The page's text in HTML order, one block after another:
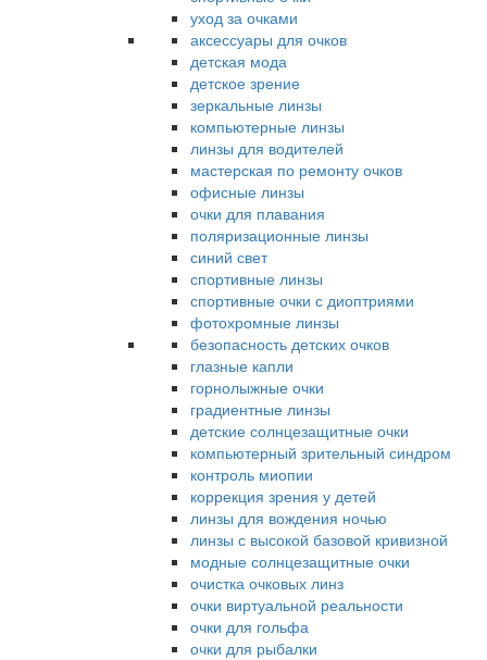
уход за очками
аксессуары для очков
детская мода
детское зрение
зеркальные линзы
компьютерные линзы
линзы для водителей
мастерская по ремонту очков
офисные линзы
очки для плавания
поляризационные линзы
синий свет
спортивные линзы
спортивные очки с диоптриями
фотохромные линзы
безопасность детских очков
глазные капли
горнолыжные очки
градиентные линзы
детские солнцезащитные очки
компьютерный зрительный синдром
контроль миопии
коррекция зрения у детей
линзы для вождения ночью
линзы с высокой базовой кривизной
модные солнцезащитные очки
очистка очковых линз
очки виртуальной реальности
очки для гольфа
очки для рыбалки